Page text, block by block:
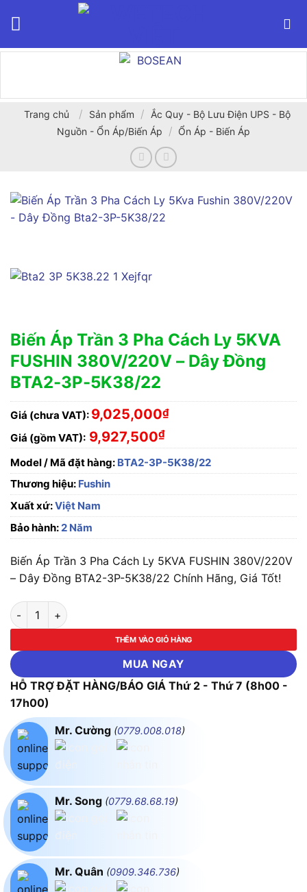
Trang chủ / Sản phẩm /
Ắc Quy - Bộ Lưu Điện UPS - Bộ
Nguồn - Ổn Áp/Biến Áp
/ Ổn Áp - Biến Áp
Biến Áp Trần 3 Pha Cách Ly 5KVA
FUSHIN 380V/220V – Dây Đồng
BTA2-3P-5K38/22
Giá (chưa VAT): 9,025,000₫
Giá (gồm VAT): 9,927,500₫
Model / Mã đặt hàng: BTA2-3P-5K38/22
Thương hiệu: Fushin
Xuất xứ:Việt Nam
Bảo hành:2 Năm
Biến Áp Trần 3 Pha Cách Ly 5KVA FUSHIN 380V/220V
– Dây Đồng BTA2-3P-5K38/22 Chính Hãng, Giá Tốt!
Biến Áp Trần 3 Pha Cách Ly 5KVA FUSHIN 380V/220V - Dây
THÊM VÀO GIỎ HÀNG
MUA NGAY
HỖ TRỢ ĐẶT HÀNG/BÁO GIÁ Thứ 2 - Thứ 7 (8h00 -
17h00)
Mr. Cường (0779.008.018)
Mr. Song (0779.68.68.19)
Mr. Quân (0909.346.736)